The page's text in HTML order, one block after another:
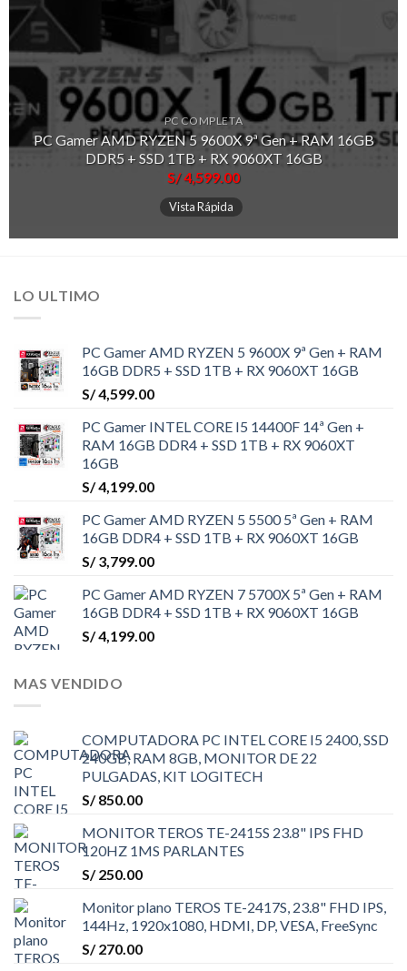
PC COMPLETA
PC Gamer AMD RYZEN 5 9600X 9ª Gen + RAM 16GB
DDR5 + SSD 1TB + RX 9060XT 16GB
S/4,599.00
Vista Rápida
LO ULTIMO
PC Gamer AMD RYZEN 5 9600X 9ª Gen + RAM
16GB DDR5 + SSD 1TB + RX 9060XT 16GB
S/4,599.00
PC Gamer INTEL CORE I5 14400F 14ª Gen +
RAM 16GB DDR4 + SSD 1TB + RX 9060XT
16GB
S/4,199.00
PC Gamer AMD RYZEN 5 5500 5ª Gen + RAM
16GB DDR4 + SSD 1TB + RX 9060XT 16GB
S/3,799.00
PC Gamer AMD RYZEN 7 5700X 5ª Gen + RAM
16GB DDR4 + SSD 1TB + RX 9060XT 16GB
S/4,199.00
MAS VENDIDO
COMPUTADORA PC INTEL CORE I5 2400, SSD
240GB, RAM 8GB, MONITOR DE 22
PULGADAS, KIT LOGITECH
S/850.00
MONITOR TEROS TE-2415S 23.8" IPS FHD
120HZ 1MS PARLANTES
S/250.00
Monitor plano TEROS TE-2417S, 23.8" FHD IPS,
144Hz, 1920x1080, HDMI, DP, VESA, FreeSync
S/270.00